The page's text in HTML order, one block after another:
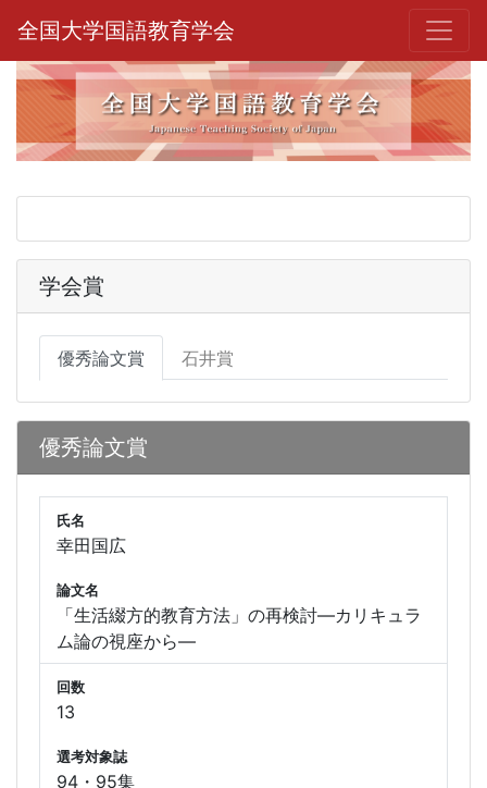
全国大学国語教育学会
学会賞
優秀論文賞 石井賞
優秀論文賞
氏名
幸田国広
論文名
「生活綴方的教育方法」の再検討―カリキュラ
ム論の視座から―
回数
13
選考対象誌
94・95集